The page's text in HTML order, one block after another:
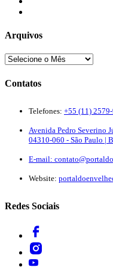
Arquivos
Contatos
Telefones: +55 (11)
Avenida Pedro Severino
04310-060 - São Paulo |
E-mail:
Website:
Redes Sociais